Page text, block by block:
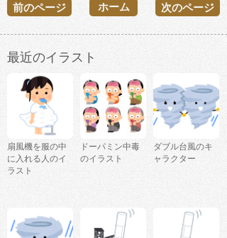
前のページ 次のページ
ホーム
最近のイラスト
扇風機を服の中
に入れる人のイ
ラスト
ドーパミン中毒
のイラスト
ダブル台風のキ
ャラクター